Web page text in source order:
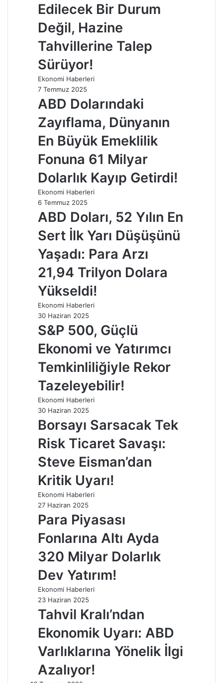
Edilecek Bir Durum
Değil, Hazine
Tahvillerine Talep
Sürüyor!
Ekonomi Haberleri
7 Temmuz 2025
ABD Dolarındaki
Zayıflama, Dünyanın
En Büyük Emeklilik
Fonuna 61 Milyar
Dolarlık Kayıp Getirdi!
Ekonomi Haberleri
6 Temmuz 2025
ABD Doları, 52 Yılın En
Sert İlk Yarı Düşüşünü
Yaşadı: Para Arzı
21,94 Trilyon Dolara
Yükseldi!
Ekonomi Haberleri
30 Haziran 2025
S&P 500, Güçlü
Ekonomi ve Yatırımcı
Temkinliliğiyle Rekor
Tazeleyebilir!
Ekonomi Haberleri
30 Haziran 2025
Borsayı Sarsacak Tek
Risk Ticaret Savaşı:
Steve Eisman’dan
Kritik Uyarı!
Ekonomi Haberleri
27 Haziran 2025
Para Piyasası
Fonlarına Altı Ayda
320 Milyar Dolarlık
Dev Yatırım!
Ekonomi Haberleri
23 Haziran 2025
Tahvil Kralı’ndan
Ekonomik Uyarı: ABD
Varlıklarına Yönelik İlgi
Azalıyor!